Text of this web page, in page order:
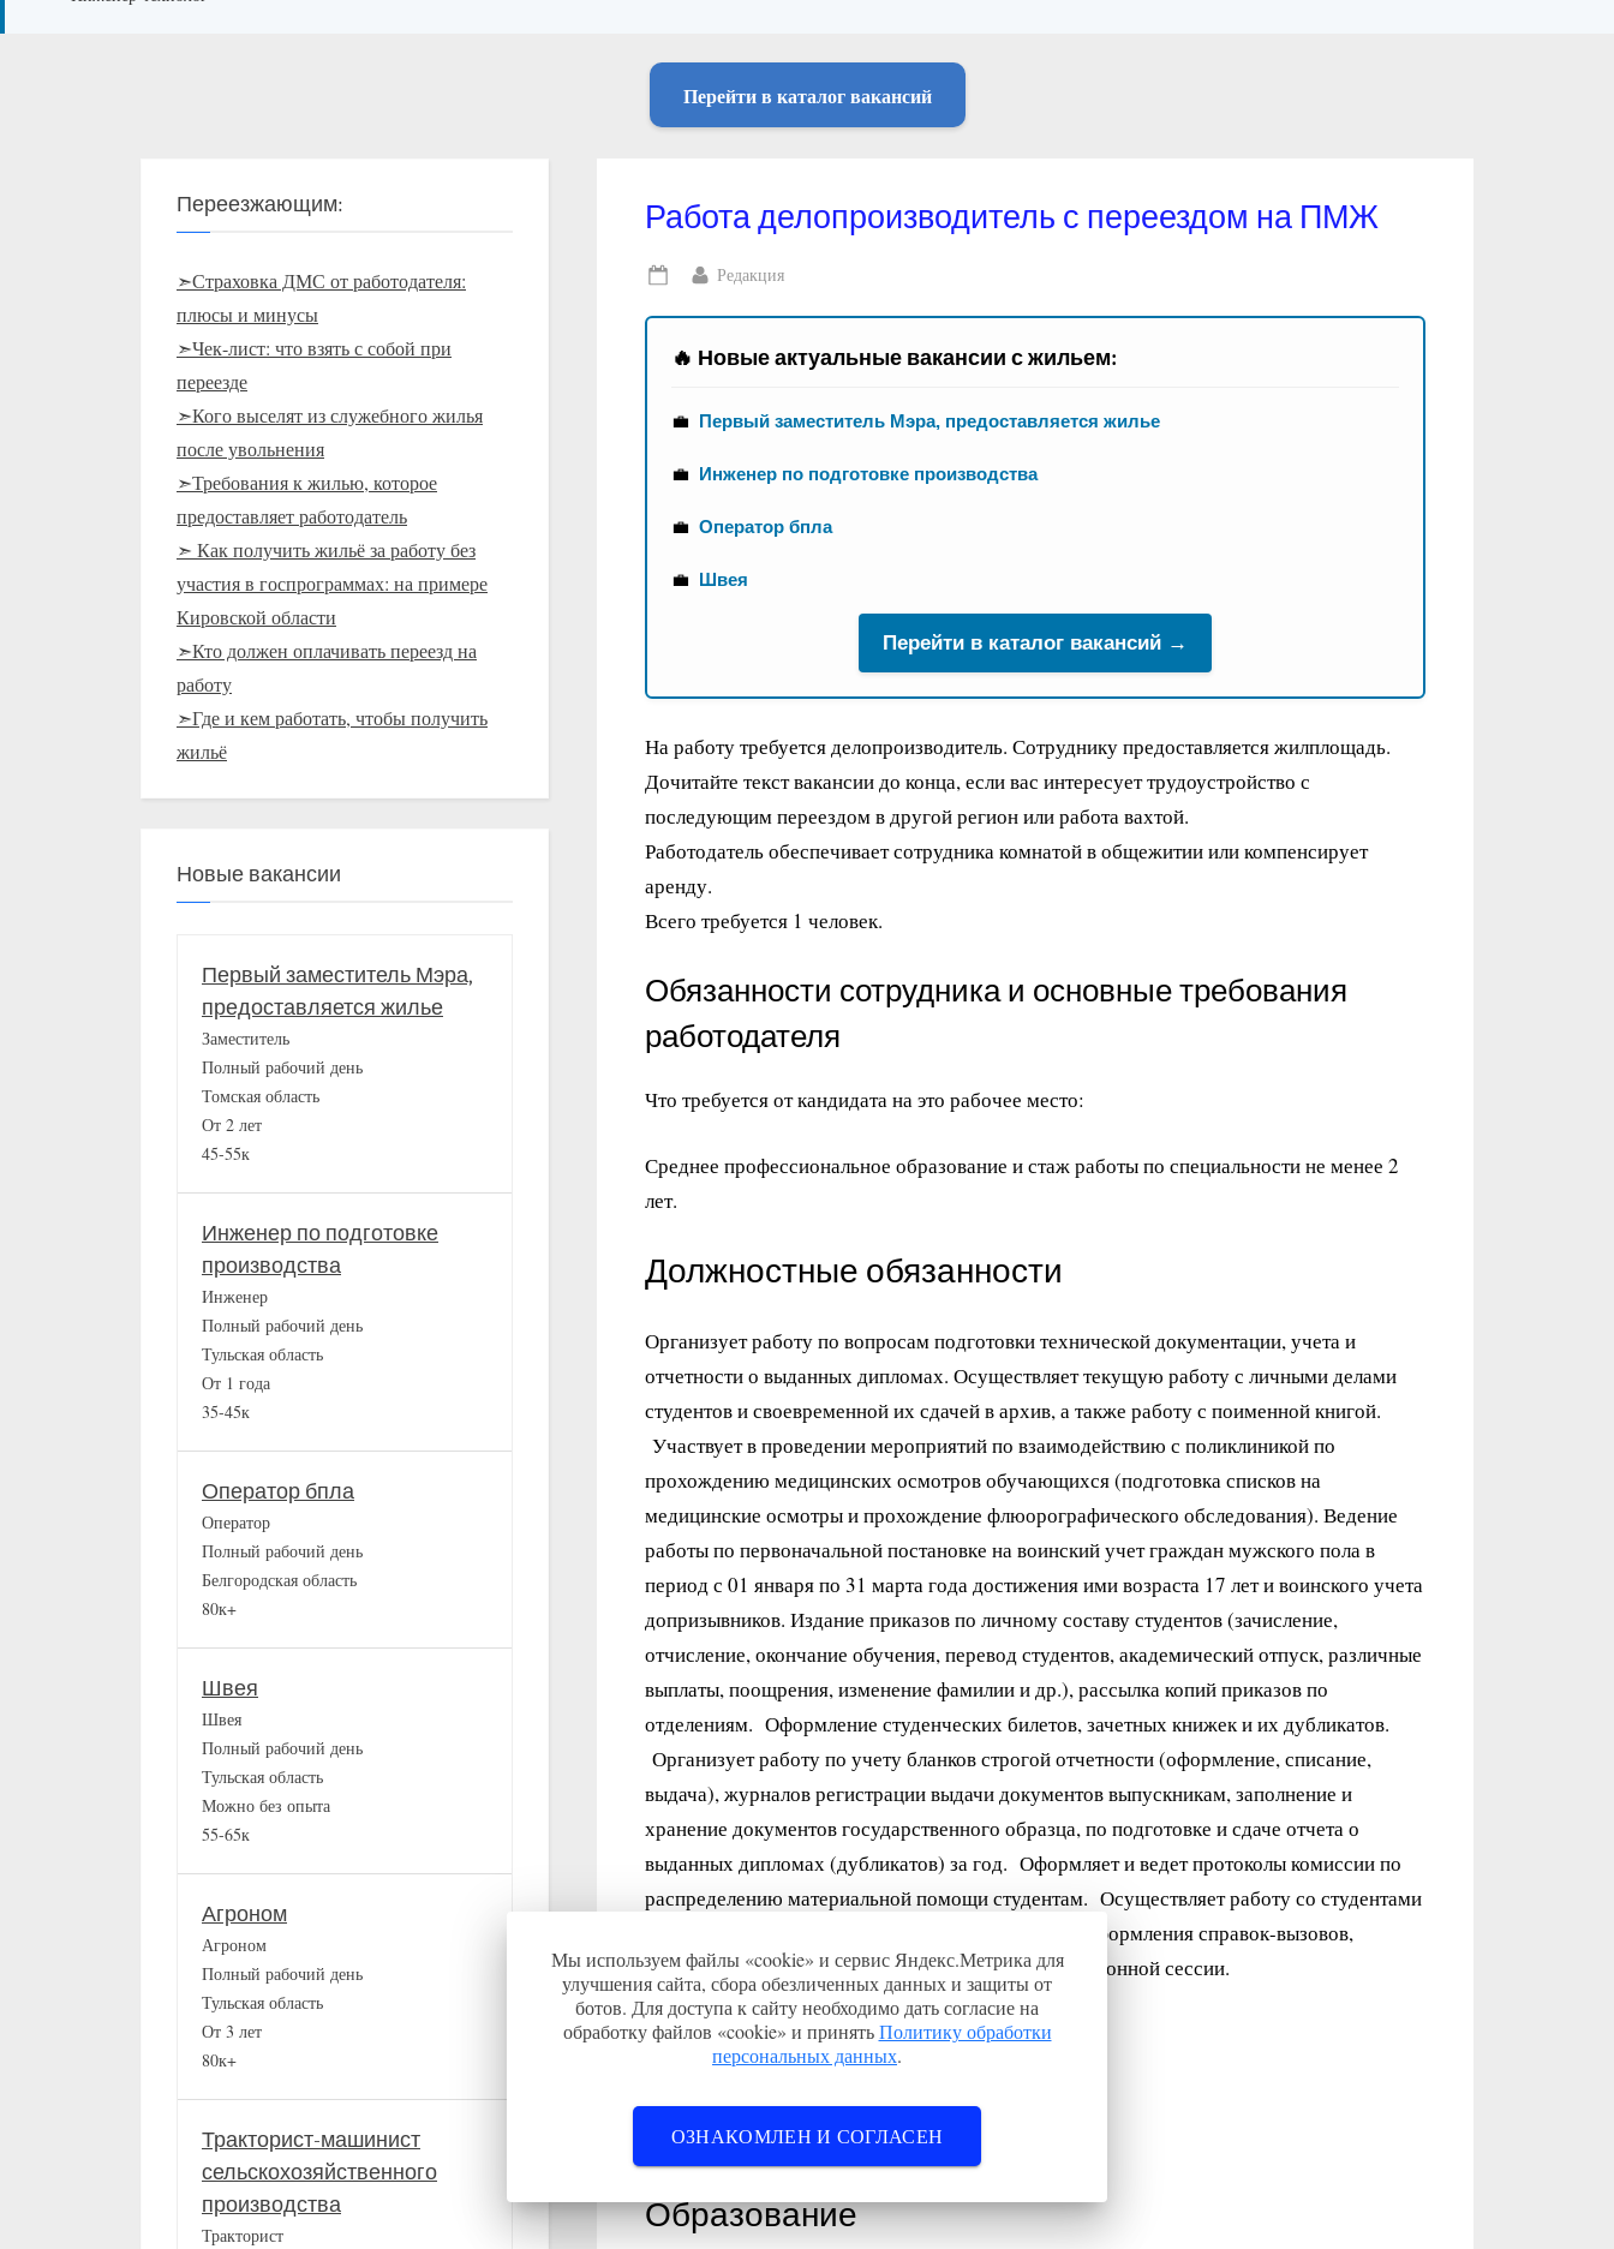
Перейти в каталог вакансий
Работа делопроизводитель с переездом на ПМЖ
Posted
on
By
Редакция
🔥 Новые актуальные вакансии с жильем:
💼 Первый заместитель Мэра, предоставляется жилье
💼 Инженер по подготовке производства
💼 Оператор бпла
💼 Швея
Перейти в каталог вакансий →
На работу требуется делопроизводитель. Сотруднику предоставляется жилплощадь.
Дочитайте текст вакансии до конца, если вас интересует трудоустройство с
последующим переездом в другой регион или работа вахтой.
Работодатель обеспечивает сотрудника комнатой в общежитии или компенсирует
аренду.
Всего требуется 1 человек.
Обязанности сотрудника и основные требования
работодателя
Что требуется от кандидата на это рабочее место:
Среднее профессиональное образование и стаж работы по специальности не менее 2
лет.
Должностные обязанности
Организует работу по вопросам подготовки технической документации, учета и
отчетности о выданных дипломах. Осуществляет текущую работу с личными делами
студентов и своевременной их сдачей в архив, а также работу с поименной книгой.
Участвует в проведении мероприятий по взаимодействию с поликлиникой по
прохождению медицинских осмотров обучающихся (подготовка списков на
медицинские осмотры и прохождение флюорографического обследования). Ведение
работы по первоначальной постановке на воинский учет граждан мужского пола в
период с 01 января по 31 марта года достижения ими возраста 17 лет и воинского учета
допризывников. Издание приказов по личному составу студентов (зачисление,
отчисление, окончание обучения, перевод студентов, академический отпуск, различные
выплаты, поощрения, изменение фамилии и др.), рассылка копий приказов по
отделениям. Оформление студенческих билетов, зачетных книжек и их дубликатов.
Организует работу по учету бланков строгой отчетности (оформление, списание,
выдача), журналов регистрации выдачи документов выпускникам, заполнение и
хранение документов государственного образца, по подготовке и сдаче отчета о
выданных дипломах (дубликатов) за год. Оформляет и ведет протоколы комиссии по
распределению материальной помощи студентам. Осуществляет работу со студентами
заочного отделения, в том числе выдачу задания, оформления справок-вызовов,
предварительных уведомлений о начале экзаменационной сессии.
Прочее
Требования к знанию языков:
Нет.
Образование
Переезжающим:
➣Страховка ДМС от работодателя:
плюсы и минусы
➣Чек-лист: что взять с собой при
переезде
➣Кого выселят из служебного жилья
после увольнения
➣Требования к жилью, которое
предоставляет работодатель
➣ Как получить жильё за работу без
участия в госпрограммах: на примере
Кировской области
➣Кто должен оплачивать переезд на
работу
➣Где и кем работать, чтобы получить
жильё
Новые вакансии
Первый заместитель Мэра,
предоставляется жилье
Заместитель
Полный рабочий день
Томская область
От 2 лет
45-55к
Инженер по подготовке
производства
Инженер
Полный рабочий день
Тульская область
От 1 года
35-45к
Оператор бпла
Оператор
Полный рабочий день
Белгородская область
80к+
Швея
Швея
Полный рабочий день
Тульская область
Можно без опыта
55-65к
Агроном
Агроном
Полный рабочий день
Тульская область
От 3 лет
80к+
Тракторист-машинист
сельскохозяйственного
производства
Тракторист
Мы используем файлы «cookie» и сервис Яндекс.Метрика для
улучшения сайта, сбора обезличенных данных и защиты от
ботов. Для доступа к сайту необходимо дать согласие на
обработку файлов «cookie» и принятьПолитику обработки
персональных данных.
ОЗНАКОМЛЕН И СОГЛАСЕН